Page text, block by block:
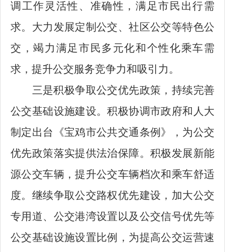
调工作灵活性、准确性，满足市民出行需
求。大力发展定制公交、社区公交等特色公
交，竭力满足市民多元化和个性化乘车需
求，提升公交服务竞争力和吸引力。
三是积极争取公交优先政策，持续完善
公交基础设施建设。积极协调市政府和人大
制定出台《宝鸡市公共交通条例》，为公交
优先政策落实提供法治保障。积极发展新能
源公交车辆，提升公交车辆档次和乘车舒适
度。继续争取公交路权优先建设，加大公交
专用道、公交港湾设置以及公交信号优先等
公交基础设施设置比例，为提高公交运营速